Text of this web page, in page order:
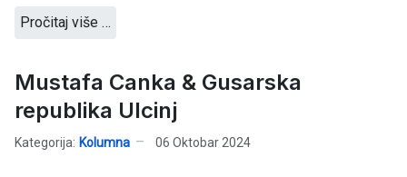
Pročitaj više …
Mustafa Canka & Gusarska
republika Ulcinj
Kategorija: Kolumna 06 Oktobar 2024